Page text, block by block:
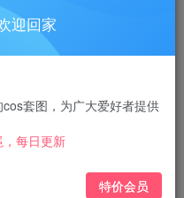
钻石会员 免费
迎回家
套图，为广大爱好者提供
每日更新
特价会员